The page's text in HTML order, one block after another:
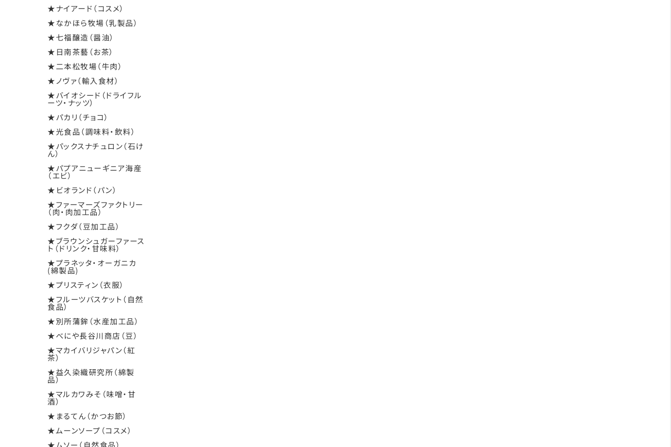
★ナイアード（コスメ）
★なかほら牧場（乳製品）
★七福醸造（醤油）
★日南茶藝（お茶）
★二本松牧場（牛肉）
★ノヴァ（輸入食材）
★バイオシード（ドライフル
ーツ・ナッツ）
★パカリ（チョコ）
★光食品（調味料・飲料）
★パックスナチュロン（石け
ん）
★パプアニューギニア海産
（エビ）
★ビオランド（パン）
★ファーマーズファクトリー
（肉・肉加工品）
★フクダ（豆加工品）
★ブラウンシュガーファース
ト（ドリンク・甘味料）
★プラネッタ・オーガニカ
(綿製品)
★プリスティン（衣服）
★フルーツバスケット（自然
食品）
★別所蒲鉾（水産加工品）
★べにや長谷川商店（豆）
★マカイバリジャパン（紅
茶）
★益久染織研究所（綿製
品）
★マルカワみそ（味噌・甘
酒）
★まるてん（かつお節）
★ムーンソープ（コスメ）
★ムソー（自然食品）